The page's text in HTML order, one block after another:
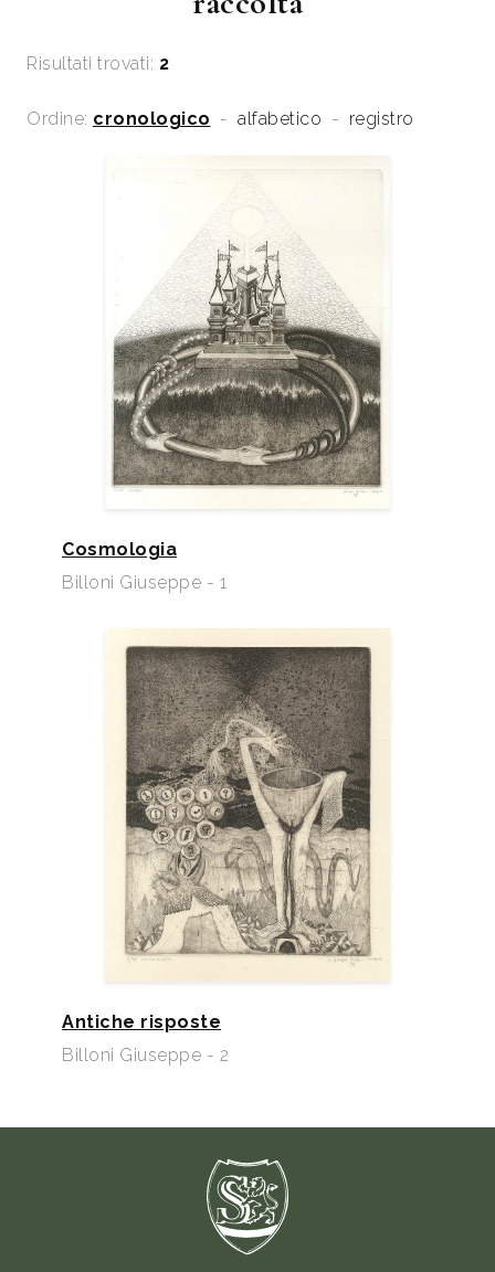
Risultati trovati: 2
Ordine: cronologico - alfabetico - registro
Cosmologia
Billoni Giuseppe - 1
Antiche risposte
Billoni Giuseppe - 2